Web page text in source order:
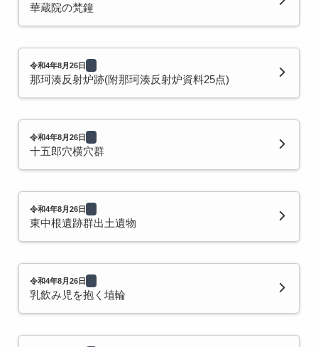
華蔵院の梵鐘
令和4年8月26日
那珂湊反射炉跡(附那珂湊反射炉資料25点)
令和4年8月26日
十五郎穴横穴群
令和4年8月26日
東中根遺跡群出土遺物
令和4年8月26日
乳飲み児を抱く埴輪